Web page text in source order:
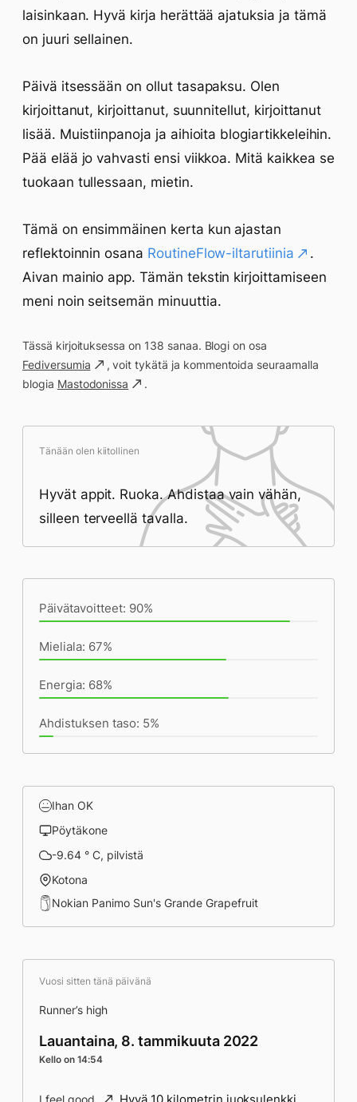
laisinkaan. Hyvä kirja herättää ajatuksia ja tämä
on juuri sellainen.
Päivä itsessään on ollut tasapaksu. Olen
kirjoittanut, kirjoittanut, suunnitellut, kirjoittanut
lisää. Muistiinpanoja ja aihioita blogiartikkeleihin.
Pää elää jo vahvasti ensi viikkoa. Mitä kaikkea se
tuokaan tullessaan, mietin.
Tämä on ensimmäinen kerta kun ajastan
reflektoinnin osana RoutineFlow-iltarutiinia
.
Aivan mainio app. Tämän tekstin kirjoittamiseen
meni noin seitsemän minuuttia.
Tässä kirjoituksessa on 138 sanaa. Blogi on osa
Fediversumia
, voit tykätä ja kommentoida seuraamalla
blogia Mastodonissa .
Tänään olen kiitollinen
Hyvät appit. Ruoka. Ahdistaa vain vähän,
silleen terveellä tavalla.
Päivätavoitteet: 90%
Mieliala: 67%
Energia: 68%
Ahdistuksen taso: 5%
Ihan OK
Pöytäkone
-9.64 ° C, pilvistä
Kotona
Nokian Panimo Sun's Grande Grapefruit
Vuosi sitten tänä päivänä
Runner’s high
Lauantaina, 8. tammikuuta 2022
Kello on 14:54
I feel good.